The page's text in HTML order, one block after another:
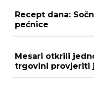
Recept dana:
pećnice
Mesari otkrili
trgovini provjeriti